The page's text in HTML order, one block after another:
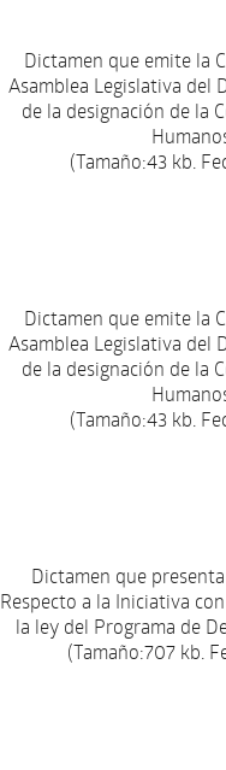
Dictamen que emite la
Asamblea Legislativa del
de la designación de la
(Tamaño:43 kb.
Dictamen que emite la
Asamblea Legislativa del
de la designación de la
(Tamaño:43 kb.
Dictamen que
Respecto a la Iniciativa
la ley del Programa de
(Tamaño:707 kb.